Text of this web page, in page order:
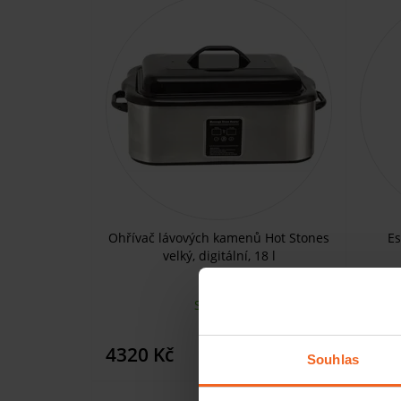
Souhlas
Ohřívač lávových kamenů Hot Stones
velký, digitální, 18 l
SKLADEM
4320 Kč KOUPIT
745 Kč